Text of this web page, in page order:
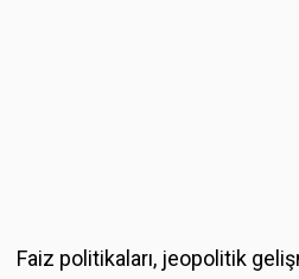
Faiz politikaları, jeopolitik